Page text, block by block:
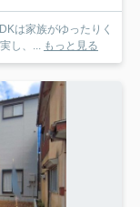
は家族がゆったりく
し、... もっと見る